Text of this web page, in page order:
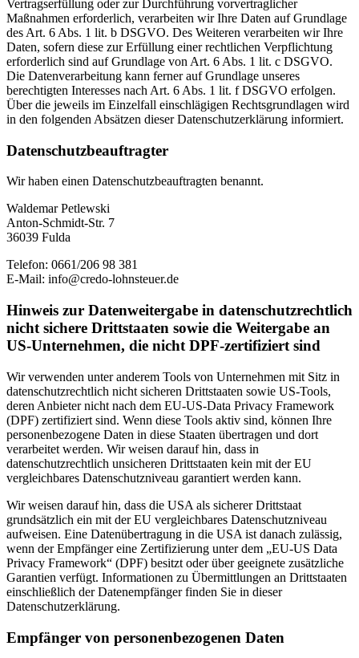
Vertragserfüllung oder zur Durchführung vorvertraglicher
Maßnahmen erforderlich, verarbeiten wir Ihre Daten auf Grundlage
des Art. 6 Abs. 1 lit. b DSGVO. Des Weiteren verarbeiten wir Ihre
Daten, sofern diese zur Erfüllung einer rechtlichen Verpflichtung
erforderlich sind auf Grundlage von Art. 6 Abs. 1 lit. c DSGVO.
Die Datenverarbeitung kann ferner auf Grundlage unseres
berechtigten Interesses nach Art. 6 Abs. 1 lit. f DSGVO erfolgen.
Über die jeweils im Einzelfall einschlägigen Rechtsgrundlagen wird
in den folgenden Absätzen dieser Datenschutzerklärung informiert.
Datenschutz­beauftragter
Wir haben einen Datenschutzbeauftragten benannt.
Waldemar Petlewski
Anton-Schmidt-Str. 7
36039 Fulda
Telefon: 0661/206 98 381
E-Mail: info@credo-lohnsteuer.de
Hinweis zur Datenweitergabe in datenschutzrechtlich
nicht sichere Drittstaaten sowie die Weitergabe an
US-Unternehmen, die nicht DPF-zertifiziert sind
Wir verwenden unter anderem Tools von Unternehmen mit Sitz in
datenschutzrechtlich nicht sicheren Drittstaaten sowie US-Tools,
deren Anbieter nicht nach dem EU-US-Data Privacy Framework
(DPF) zertifiziert sind. Wenn diese Tools aktiv sind, können Ihre
personenbezogene Daten in diese Staaten übertragen und dort
verarbeitet werden. Wir weisen darauf hin, dass in
datenschutzrechtlich unsicheren Drittstaaten kein mit der EU
vergleichbares Datenschutzniveau garantiert werden kann.
Wir weisen darauf hin, dass die USA als sicherer Drittstaat
grundsätzlich ein mit der EU vergleichbares Datenschutzniveau
aufweisen. Eine Datenübertragung in die USA ist danach zulässig,
wenn der Empfänger eine Zertifizierung unter dem „EU-US Data
Privacy Framework“ (DPF) besitzt oder über geeignete zusätzliche
Garantien verfügt. Informationen zu Übermittlungen an Drittstaaten
einschließlich der Datenempfänger finden Sie in dieser
Datenschutzerklärung.
Empfänger von personenbezogenen Daten